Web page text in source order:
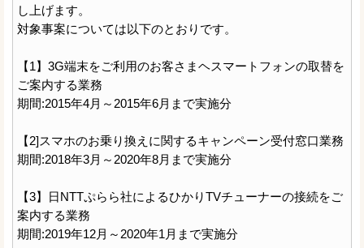
し上げます。
対象事案については以下のとおりです。
【1】3G端末をご利用のお客さまヘスマートフォンの取替を
ご案内する業務
期間:2015年4月～2015年6月まで実施分
【2]スマホのお乗り換えに関するキャンペーン受付窓口業務
期間:2018年3月～2020年8月まで実施分
【3】日NTTぷらら社によるひかりTVチューナーの接続をご
案内する業務
期間:2019年12月～2020年1月まで実施分